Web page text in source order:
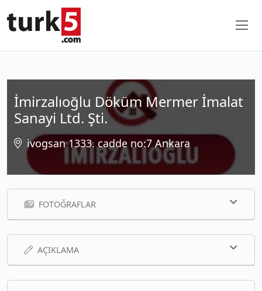
İmirzalıoğlu Döküm Mermer İmalat
Sanayi Ltd. Şti.
ivogsan 1333. cadde no:7 Ankara
FOTOĞRAFLAR
AÇIKLAMA